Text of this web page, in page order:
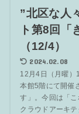
”北区な人
ト第8回「
（12/4）
2024.02.08
12月4日（月曜）
本館5階にて開催
す」。今回は「
クラウドアーキ